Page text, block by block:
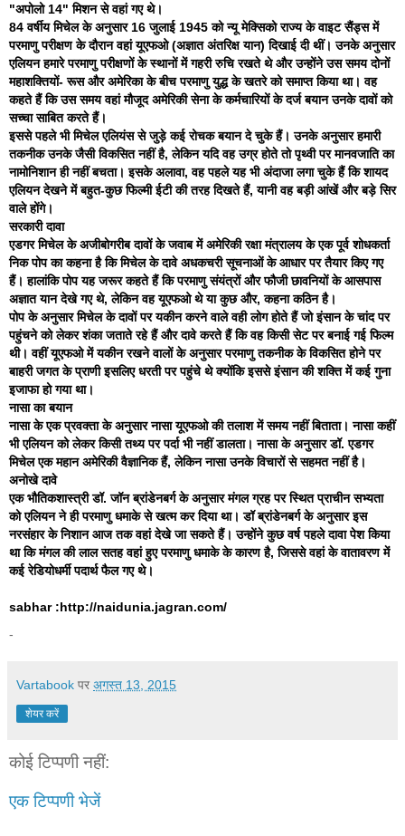
"अपोलो 14" मिशन से वहां गए थे।
84 वर्षीय मिचेल के अनुसार 16 जुलाई 1945 को न्यू मेक्सिको राज्य के वाइट सैंड्स में
परमाणु परीक्षण के दौरान वहां यूएफओ (अज्ञात अंतरिक्ष यान) दिखाई दी थीं। उनके अनुसार
एलियन हमारे परमाणु परीक्षणों के स्थानों में गहरी रुचि रखते थे और उन्होंने उस समय दोनों
महाशक्तियों- रूस और अमेरिका के बीच परमाणु युद्ध के खतरे को समाप्त किया था। वह
कहते हैं कि उस समय वहां मौजूद अमेरिकी सेना के कर्मचारियों के दर्ज बयान उनके दावों को
सच्चा साबित करते हैं।
इससे पहले भी मिचेल एलियंस से जुड़े कई रोचक बयान दे चुके हैं। उनके अनुसार हमारी
तकनीक उनके जैसी विकसित नहीं है, लेकिन यदि वह उग्र होते तो पृथ्वी पर मानवजाति का
नामोनिशान ही नहीं बचता। इसके अलावा, वह पहले यह भी अंदाजा लगा चुके हैं कि शायद
एलियन देखने में बहुत-कुछ फिल्मी ईटी की तरह दिखते हैं, यानी वह बड़ी आंखें और बड़े सिर
वाले होंगे।
सरकारी दावा
एडगर मिचेल के अजीबोगरीब दावों के जवाब में अमेरिकी रक्षा मंत्रालय के एक पूर्व शोधकर्ता
निक पोप का कहना है कि मिचेल के दावे अधकचरी सूचनाओं के आधार पर तैयार किए गए
हैं। हालांकि पोप यह जरूर कहते हैं कि परमाणु संयंत्रों और फौजी छावनियों के आसपास
अज्ञात यान देखे गए थे, लेकिन वह यूएफओ थे या कुछ और, कहना कठिन है।
पोप के अनुसार मिचेल के दावों पर यकीन करने वाले वही लोग होते हैं जो इंसान के चांद पर
पहुंचने को लेकर शंका जताते रहे हैं और दावे करते हैं कि वह किसी सेट पर बनाई गई फिल्म
थी। वहीं यूएफओ में यकीन रखने वालों के अनुसार परमाणु तकनीक के विकसित होने पर
बाहरी जगत के प्राणी इसलिए धरती पर पहुंचे थे क्योंकि इससे इंसान की शक्ति में कई गुना
इजाफा हो गया था।
नासा का बयान
नासा के एक प्रवक्ता के अनुसार नासा यूएफओ की तलाश में समय नहीं बिताता। नासा कहीं
भी एलियन को लेकर किसी तथ्य पर पर्दा भी नहीं डालता। नासा के अनुसार डॉ. एडगर
मिचेल एक महान अमेरिकी वैज्ञानिक हैं, लेकिन नासा उनके विचारों से सहमत नहीं है।
अनोखे दावे
एक भौतिकशास्त्री डॉ. जॉन ब्रांडेनबर्ग के अनुसार मंगल ग्रह पर स्थित प्राचीन सभ्यता
को एलियन ने ही परमाणु धमाके से खत्म कर दिया था। डॉ ब्रांडेनबर्ग के अनुसार इस
नरसंहार के निशान आज तक वहां देखे जा सकते हैं। उन्होंने कुछ वर्ष पहले दावा पेश किया
था कि मंगल की लाल सतह वहां हुए परमाणु धमाके के कारण है, जिससे वहां के वातावरण में
कई रेडियोधर्मी पदार्थ फैल गए थे।
sabhar :http://naidunia.jagran.com/
-
Vartabook पर अगस्त 13, 2015
शेयर करें
कोई टिप्पणी नहीं:
एक टिप्पणी भेजें